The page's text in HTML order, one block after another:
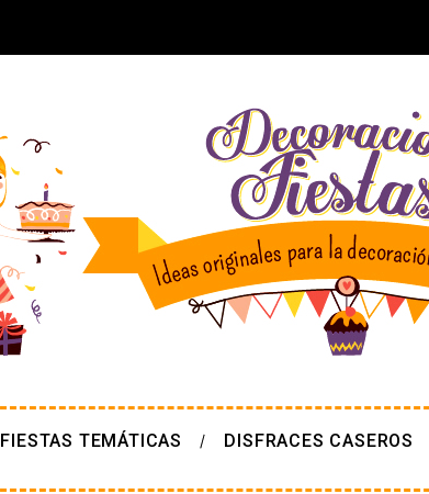
FIESTAS TEMÁTICAS DISFRACES CASEROS